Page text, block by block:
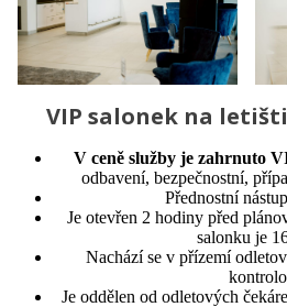
VIP salonek na
V ceně služby je zahrnuto
odbavení, bezpečnostní,
Přednostní
Je otevřen 2 hodiny před
salonku je
Nachází se v přízemí
Je oddělen od odletových